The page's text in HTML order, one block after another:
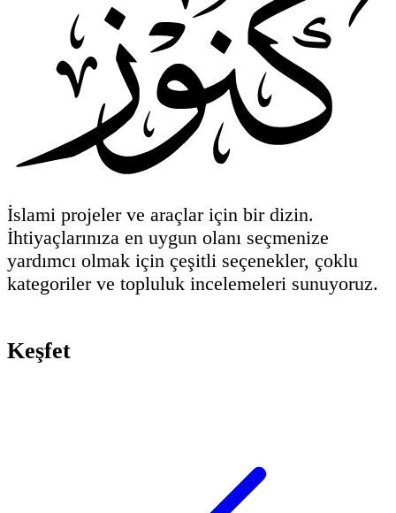
İslami projeler ve araçlar için bir dizin.
İhtiyaçlarınıza en uygun olanı seçmenize
yardımcı olmak için çeşitli seçenekler, çoklu
kategoriler ve topluluk incelemeleri sunuyoruz.
Keşfet